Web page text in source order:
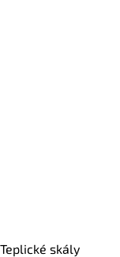
skály